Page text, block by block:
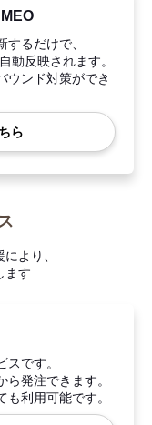
るだけで、
動反映されます。
ウンド対策ができ
ら
より、
ます
です。
発注できます。
利用可能です。